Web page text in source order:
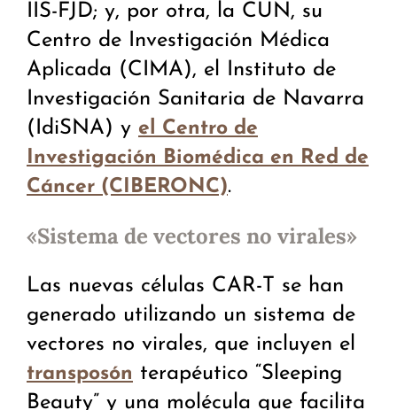
IIS-FJD; y, por otra, la CUN, su
Centro de Investigación Médica
Aplicada (CIMA), el Instituto de
Investigación Sanitaria de Navarra
(IdiSNA) y el Centro de
Investigación Biomédica en Red de
Cáncer (CIBERONC).
«Sistema de vectores no virales»
Las nuevas células CAR-T se han
generado utilizando un sistema de
vectores no virales, que incluyen el
transposón terapéutico “Sleeping
Beauty” y una molécula que facilita